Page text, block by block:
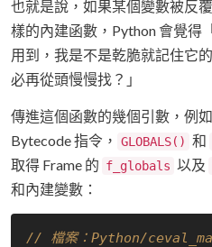
也就是說，如果某個變數被反
樣的內建函數，Python 會覺得
用到，我是不是乾脆就記住它
必再從頭慢慢找？」
傳進這個函數的幾個引數，例如
Bytecode 指令，
GLOBALS() 和
取得 Frame 的 f_globals 以及
和內建變數：
// 檔案：Python/